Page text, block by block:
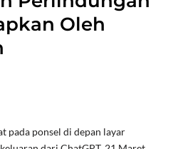
Oleh
pada ponsel di depan layar